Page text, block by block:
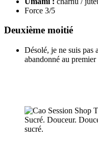
Force 3/5
Deuxième moitié
Désolé, je ne suis pas
abandonné au premier
Sucré. Douceur.
sucré.